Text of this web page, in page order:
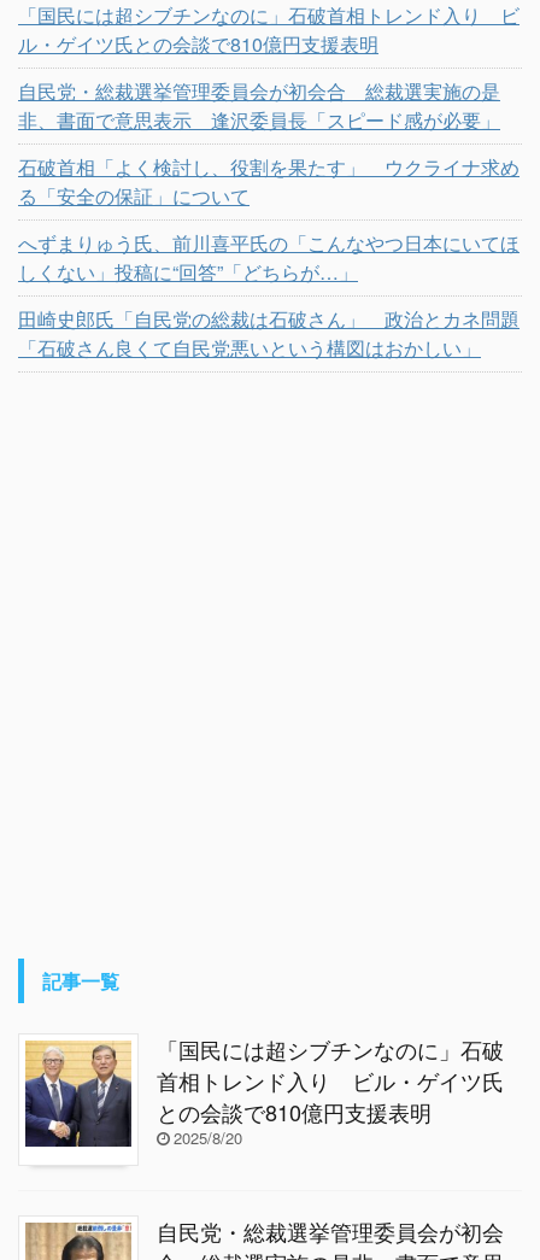
「国民には超シブチンなのに」石破首相トレンド入り ビ
ル・ゲイツ氏との会談で810億円支援表明
自民党・総裁選挙管理委員会が初会合 総裁選実施の是
非、書面で意思表示 逢沢委員長「スピード感が必要」
石破首相「よく検討し、役割を果たす」 ウクライナ求め
る「安全の保証」について
へずまりゅう氏、前川喜平氏の「こんなやつ日本にいてほ
しくない」投稿に“回答”「どちらが…」
田崎史郎氏「自民党の総裁は石破さん」 政治とカネ問題
「石破さん良くて自民党悪いという構図はおかしい」
記事一覧
「国民には超シブチンなのに」石破
首相トレンド入り ビル・ゲイツ氏
との会談で810億円支援表明
2025/8/20
自民党・総裁選挙管理委員会が初会